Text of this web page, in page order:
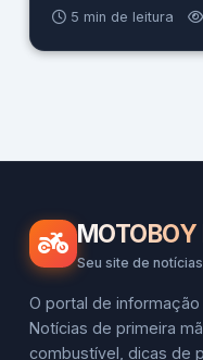
5 min de leitura
Seu site de
O portal de
Notícias de primeira
combustível, dicas de